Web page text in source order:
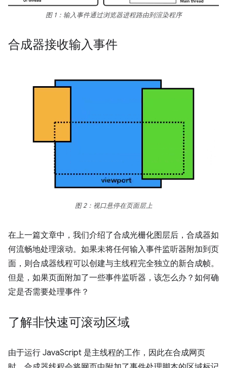
图 1：输入事件通过浏览器进程路由到渲染程序
合成器接收输入事件
图 2：视口悬停在页面层上
在上一篇文章中，我们介绍了合成光栅化图层后，合成器如
何流畅地处理滚动。如果未将任何输入事件监听器附加到页
面，则合成器线程可以创建与主线程完全独立的新合成帧。
但是，如果页面附加了一些事件监听器，该怎么办？如何确
定是否需要处理事件？
了解非快速可滚动区域
由于运行 JavaScript 是主线程的工作，因此在合成网页